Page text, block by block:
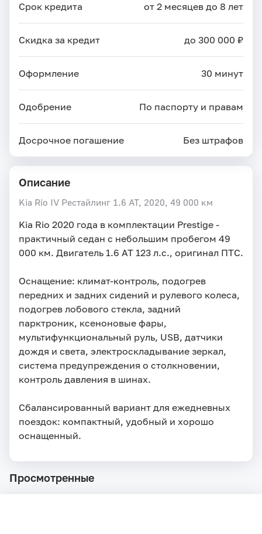
Срок кредита от 2 месяцев до 8 лет
Скидка за кредит до 300 000 ₽
Оформление 30 минут
Одобрение По паспорту и правам
Досрочное погашение Без штрафов
Описание
Kia Rio IV Рестайлинг 1.6 AT, 2020, 49 000 км
Kia Rio 2020 года в комплектации Prestige -
практичный седан с небольшим пробегом 49
000 км. Двигатель 1.6 AT 123 л.с., оригинал ПТС.
Оснащение: климат-контроль, подогрев
передних и задних сидений и рулевого колеса,
подогрев лобового стекла, задний
парктроник, ксеноновые фары,
мультифункциональный руль, USB, датчики
дождя и света, электроскладывание зеркал,
система предупреждения о столкновении,
контроль давления в шинах.
Сбалансированный вариант для ежедневных
поездок: компактный, удобный и хорошо
оснащенный.
Просмотренные